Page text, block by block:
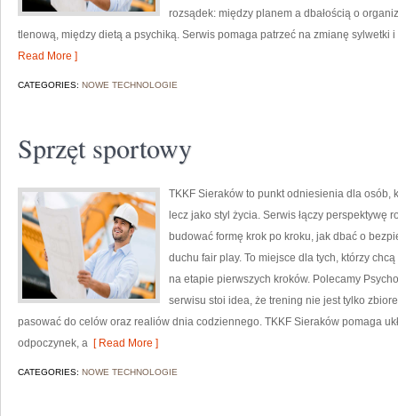
rozsądek: między planem a dbałością o
tlenową, między dietą a psychiką. Serwis pomaga patrzeć na zmianę sylwetki
Read More ]
CATEGORIES: NOWE TECHNOLOGIE
Sprzęt sportowy
TKKF Sieraków to punkt odniesienia dla osób,
lecz jako styl życia. Serwis łączy
budować formę krok po kroku, jak dbać o
duchu fair play. To miejsce dla tych, którzy
na etapie pierwszych kroków. Polecamy
serwisu stoi idea, że trening nie jest tylko
pasować do celów oraz realiów dnia codziennego. TKKF Sieraków pomaga
odpoczynek, a [ Read More ]
CATEGORIES: NOWE TECHNOLOGIE